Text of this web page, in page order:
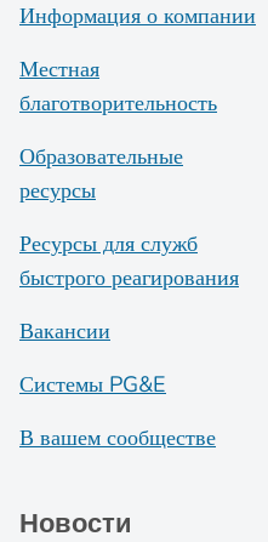
Информация о компании
Местная
благотворительность
Образовательные
ресурсы
Ресурсы для служб
быстрого реагирования
Вакансии
Системы PG&E
В вашем сообществе
Новости